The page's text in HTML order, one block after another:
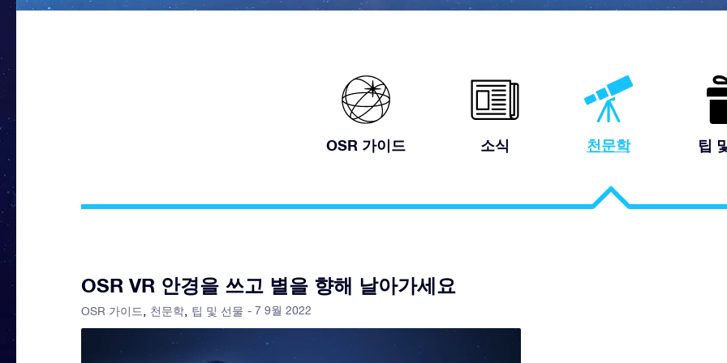
OSR 가이드 소식 천문학 팁
OSR VR 안경을 쓰고 별을 향해 날아가세요
OSR 가이드 천문학 팁 및 선물 - 7 9월 2022